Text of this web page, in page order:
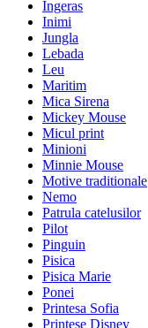
Ingeras
Inimi
Jungla
Lebada
Leu
Maritim
Mica Sirena
Mickey Mouse
Micul print
Minioni
Minnie Mouse
Motive traditionale
Nemo
Patrula catelusilor
Pilot
Pinguin
Pisica
Pisica Marie
Ponei
Printesa Sofia
Printese Disney